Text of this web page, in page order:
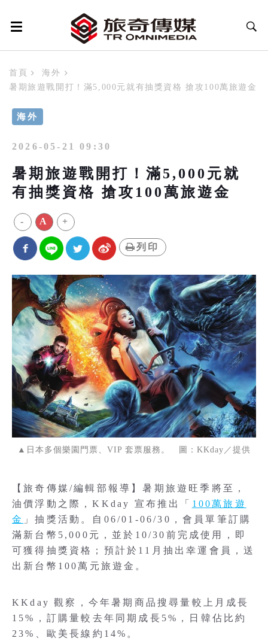
首頁
海外
暑期旅遊戰開打！滿5,000元就有抽獎資格 搶攻100萬旅遊金
海外
2026-05-21 09:30
暑期旅遊戰開打！滿5,000元就
有抽獎資格 搶攻100萬旅遊金
- A +
列印
▲日本多個樂園門票、VIP 套票服務。 圖：KKday／提供
【旅奇傳媒/編輯部報導】暑期旅遊旺季將至，
油價浮動之際，KKday 宣布推出「 100萬旅遊
金 」抽獎活動。自06/01-06/30，會員單筆訂購
滿新台幣5,000元，並於10/30前完成使用，即
可獲得抽獎資格；預計於11月抽出幸運會員，送
出新台幣100萬元旅遊金。
KKday 觀察，今年暑期商品搜尋量較上月成長
15%，訂購量較去年同期成長5%，日韓佔比約
23%、歐美長線約14%。